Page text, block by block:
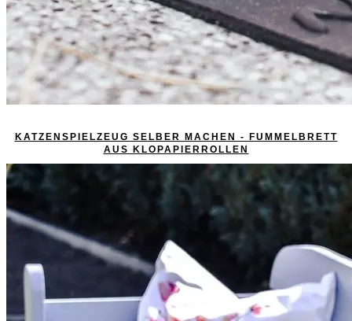
KATZENSPIELZEUG SELBER MACHEN - FUMMELBRETT
AUS KLOPAPIERROLLEN